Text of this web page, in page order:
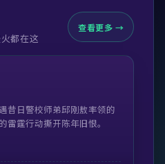
都在这
查看更多 →
昔日警校师弟邱刚敖率领的
雷霆行动撕开陈年旧恨。